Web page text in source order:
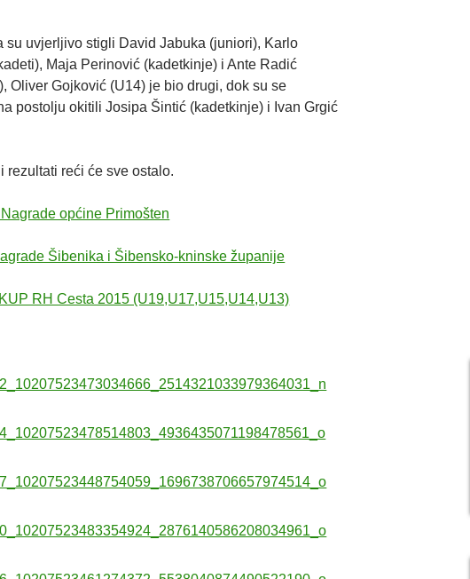
su uvjerljivo stigli David Jabuka (juniori), Karlo
Maja Perinović (kadetkinje) i Ante Radić
Oliver Gojković (U14) je bio drugi, dok su se
postolju okitili Josipa Šintić (kadetkinje) i Ivan Grgić
rezultati reći će sve ostalo.
općine Primošten
Šibenika i Šibensko-kninske županije
RH Cesta 2015 (U19,U17,U15,U14,U13)